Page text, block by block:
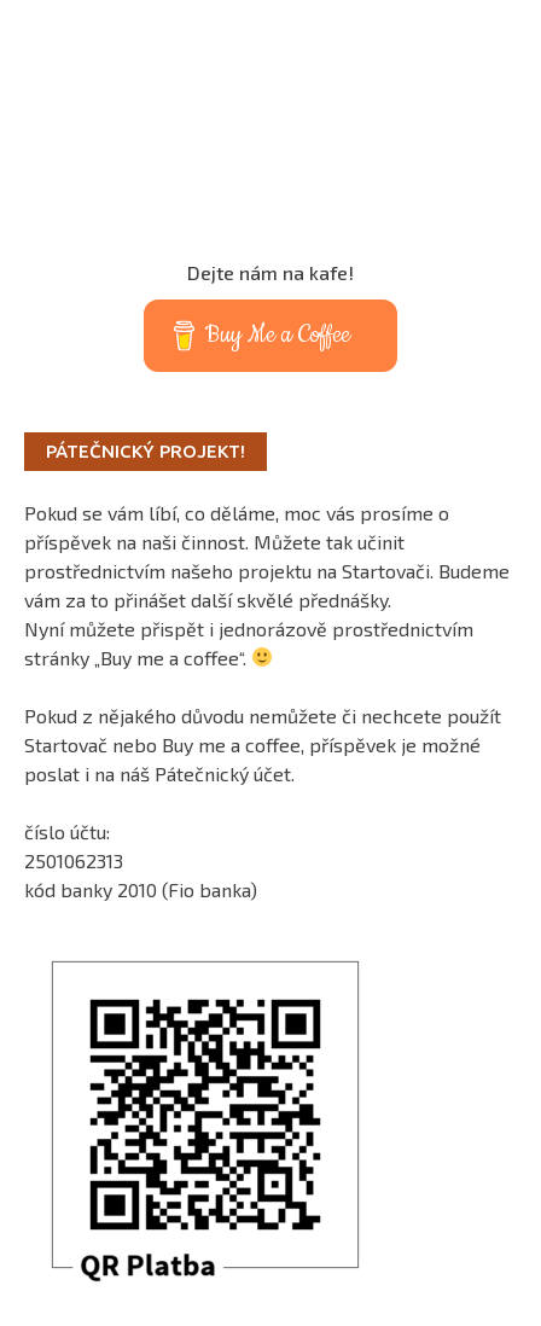
Dejte nám na kafe!
Buy Me a Coffee
PÁTEČNICKÝ PROJEKT!
Pokud se vám líbí, co děláme, moc vás prosíme o
příspěvek na naši činnost. Můžete tak učinit
prostřednictvím našeho projektu na Startovači. Budeme
vám za to přinášet další skvělé přednášky.
Nyní můžete přispět i jednorázově prostřednictvím
stránky „Buy me a coffee“.
Pokud z nějakého důvodu nemůžete či nechcete použít
Startovač nebo Buy me a coffee, příspěvek je možné
poslat i na náš Pátečnický účet.
číslo účtu:
2501062313
kód banky 2010 (Fio banka)